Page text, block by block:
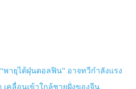
องซานย่า
พายุไต้ฝุ่นดอลฟิน” อาจทวีกำลังแรง
คลื่อนเข้าใกล้ชายฝั่งของจีน